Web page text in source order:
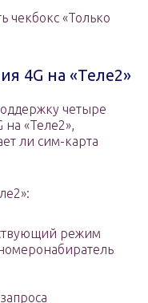
чекбокс «Только
4G на «Теле2»
четыре
«Теле2»,
ли сим-карта
режим